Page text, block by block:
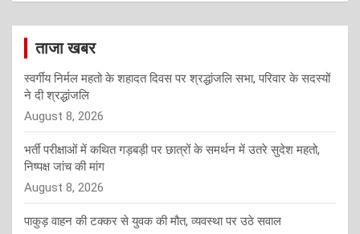
ताजा खबर
स्वर्गीय निर्मल महतो के शहादत दिवस पर श्रद्धांजलि सभा, परिवार के सदस्यों
ने दी श्रद्धांजलि
August 8, 2026
भर्ती परीक्षाओं में कथित गड़बड़ी पर छात्रों के समर्थन में उतरे सुदेश महतो,
निष्पक्ष जांच की मांग
August 8, 2026
पाकुड़ वाहन की टक्कर से युवक की मौत, व्यवस्था पर उठे सवाल